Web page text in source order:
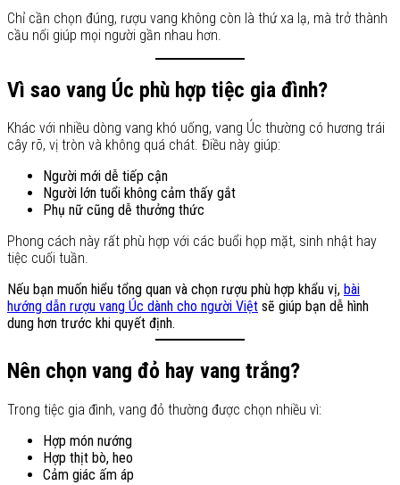
Chỉ cần chọn đúng, rượu vang không còn là thứ xa lạ, mà trở thành
cầu nối giúp mọi người gần nhau hơn.
Vì sao vang Úc phù hợp tiệc gia đình?
Khác với nhiều dòng vang khó uống, vang Úc thường có hương trái
cây rõ, vị tròn và không quá chát. Điều này giúp:
Người mới dễ tiếp cận
Người lớn tuổi không cảm thấy gắt
Phụ nữ cũng dễ thưởng thức
Phong cách này rất phù hợp với các buổi họp mặt, sinh nhật hay
tiệc cuối tuần.
Nếu bạn muốn hiểu tổng quan và chọn rượu phù hợp khẩu vị, bài
hướng dẫn rượu vang Úc dành cho người Việt sẽ giúp bạn dễ hình
dung hơn trước khi quyết định.
Nên chọn vang đỏ hay vang trắng?
Trong tiệc gia đình, vang đỏ thường được chọn nhiều vì:
Hợp món nướng
Hợp thịt bò, heo
Cảm giác ấm áp